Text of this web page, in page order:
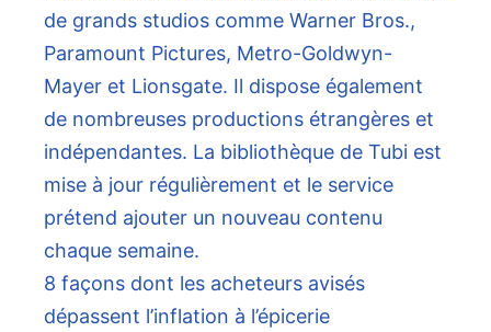
de grands studios comme Warner Bros.,
Paramount Pictures, Metro-Goldwyn-
Mayer et Lionsgate. Il dispose également
de nombreuses productions étrangères et
indépendantes. La bibliothèque de Tubi est
mise à jour régulièrement et le service
prétend ajouter un nouveau contenu
chaque semaine.
8 façons dont les acheteurs avisés
dépassent l’inflation à l’épicerie